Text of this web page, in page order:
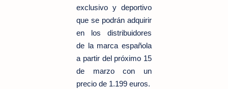
exclusivo y deportivo
que se podrán adquirir
en los distribuidores
de la marca española
a partir del próximo 15
de marzo con un
precio de 1.199 euros.